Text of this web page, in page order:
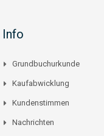
Info
Grundbuchurkunde
Kaufabwicklung
Kundenstimmen
Nachrichten